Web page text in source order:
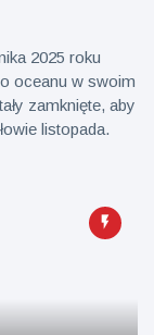
2025 roku
oceanu w swoim
zamknięte, aby
listopada.